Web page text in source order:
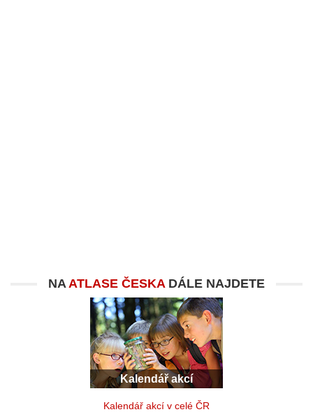
NAATLASE ČESKADÁLE NAJDETE
Kalendář akcí
Kalendář akcí v celé ČR